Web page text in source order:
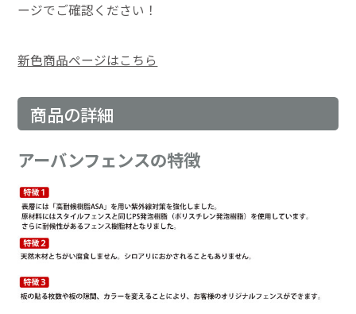
ージでご確認ください！
新色商品ページはこちら
商品の詳細
アーバンフェンスの特徴